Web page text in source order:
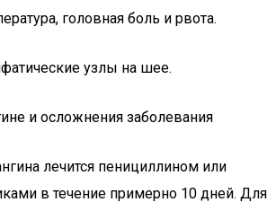
головная боль и рвота.
узлы на шее.
и осложнения заболевания
лечится пенициллином или
в течение примерно 10 дней. Для